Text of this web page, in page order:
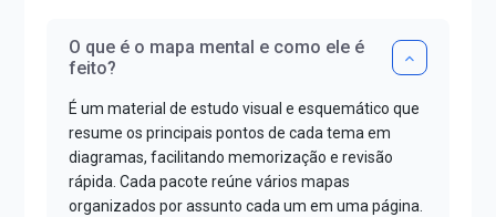
O que é o mapa mental e como ele é
feito?
É um material de estudo visual e esquemático que
resume os principais pontos de cada tema em
diagramas, facilitando memorização e revisão
rápida. Cada pacote reúne vários mapas
organizados por assunto cada um em uma página.